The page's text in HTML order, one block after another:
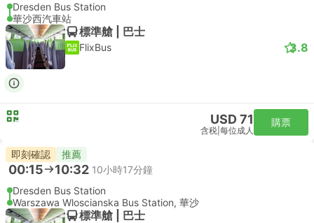
Dresden Bus Station
華沙西汽車站
標準艙 | 巴士
FlixBus 3.8
USD 71
含税 每位成人
購票
即刻確認 推薦
00:15 10:32 10小時17分鐘
Dresden Bus Station
Warszawa Wloscianska Bus Station, 華沙
標準艙 | 巴士